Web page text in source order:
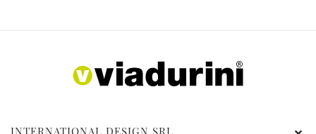
INTERNATIONAL DESIGN SRL